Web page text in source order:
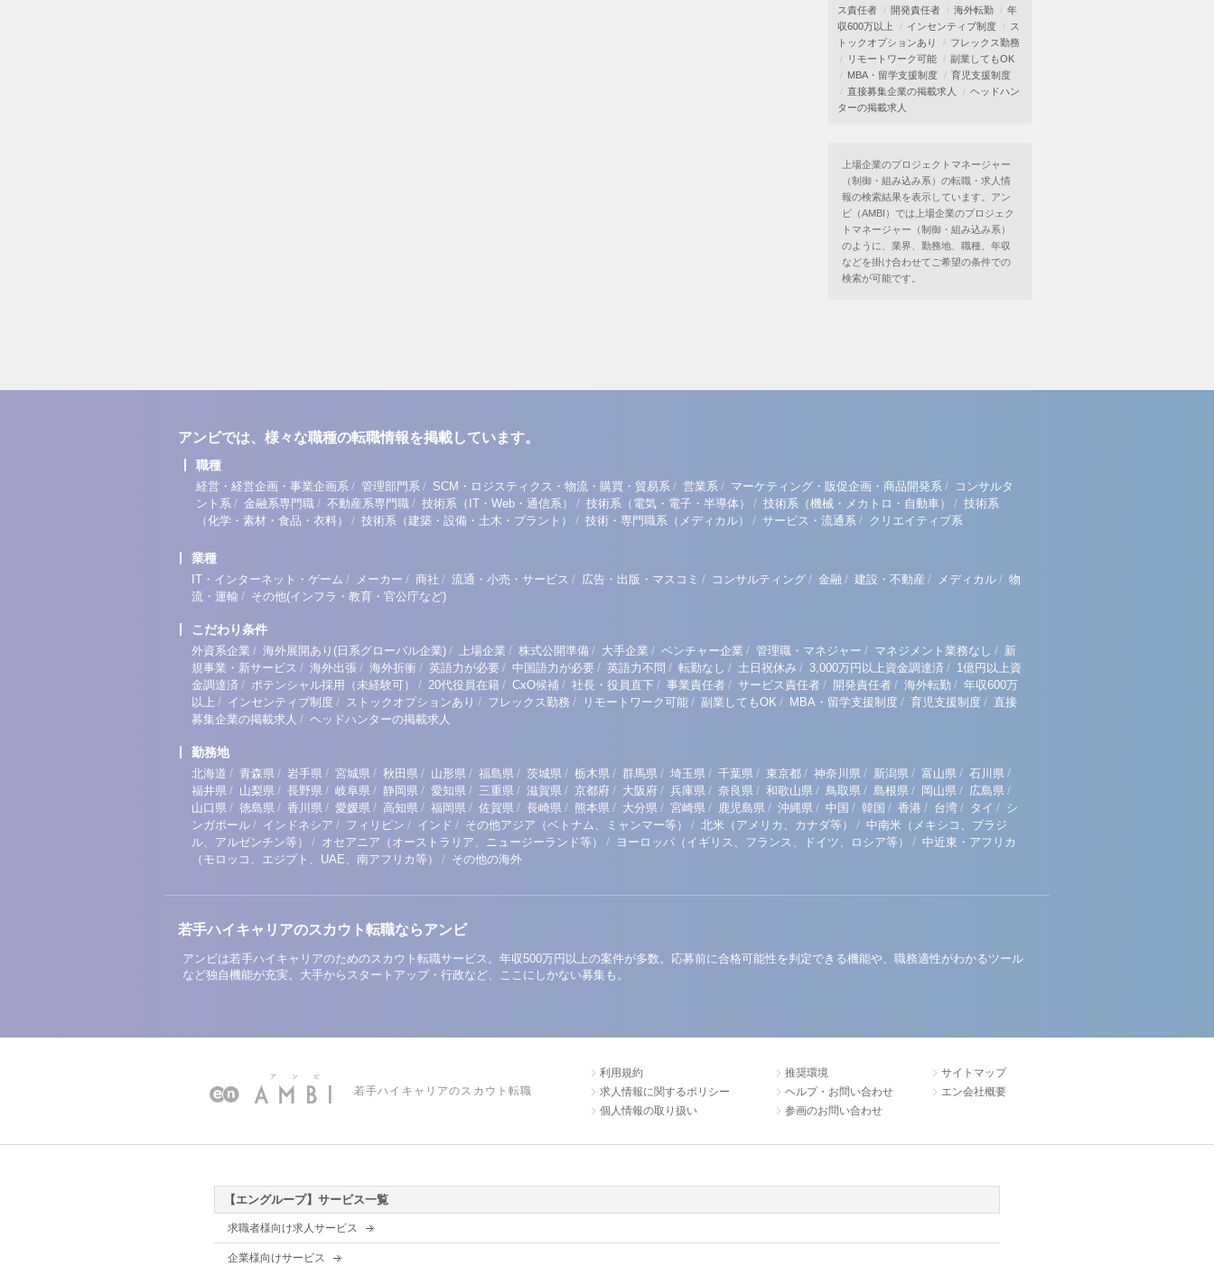
ス責任者
開発責任者 海外転勤
年
収600万以上
インセンティブ制度
ス
トックオプションあり
フレックス勤務
リモートワーク可能
副業してもOK
MBA・留学支援制度
育児支援制度
直接募集企業の掲載求人
ヘッドハン
ターの掲載求人
上場企業のプロジェクトマネージャー
（制御・組み込み系）の転職・求人情
報の検索結果を表示しています。アン
ビ（AMBI）では上場企業のプロジェク
トマネージャー（制御・組み込み系）
のように、業界、勤務地、職種、年収
などを掛け合わせてご希望の条件での
検索が可能です。
アンビでは、様々な職種の転職情報を掲載しています。
職種
経営・経営企画・事業企画系 / 管理部門系 / SCM・ロジスティクス・物流・購買・貿易系 / 営業系 / マーケティング・販促企画・商品開発系 / コンサルタ
ント系 / 金融系専門職 / 不動産系専門職 / 技術系（IT・Web・通信系） / 技術系（電気・電子・半導体） / 技術系（機械・メカトロ・自動車） / 技術系
（化学・素材・食品・衣料）
/ 技術系（建築・設備・土木・プラント） / 技術・専門職系（メディカル） / サービス・流通系 / クリエイティブ系
業種
IT・インターネット・ゲーム / メーカー / 商社 / 流通・小売・サービス / 広告・出版・マスコミ / コンサルティング / 金融 / 建設・不動産 / メディカル / 物
流・運輸 / その他(インフラ・教育・官公庁など)
こだわり条件
外資系企業 / 海外展開あり(日系グローバル企業) / 上場企業 / 株式公開準備 / 大手企業 / ベンチャー企業 / 管理職・マネジャー / マネジメント業務なし / 新
規事業・新サービス / 海外出張 / 海外折衝 / 英語力が必要 / 中国語力が必要 / 英語力不問 / 転勤なし / 土日祝休み / 3,000万円以上資金調達済 / 1億円以上資
金調達済 / ポテンシャル採用（未経験可） / 20代役員在籍 / CxO候補 / 社長・役員直下 / 事業責任者 / サービス責任者 / 開発責任者 / 海外転勤 / 年収600万
以上 / インセンティブ制度 / ストックオプションあり / フレックス勤務 / リモートワーク可能 / 副業してもOK / MBA・留学支援制度 / 育児支援制度 / 直接
募集企業の掲載求人 / ヘッドハンターの掲載求人
勤務地
北海道 / 青森県 / 岩手県 / 宮城県 / 秋田県 / 山形県 / 福島県 / 茨城県 / 栃木県 / 群馬県 / 埼玉県 / 千葉県 / 東京都 / 神奈川県 / 新潟県 / 富山県 / 石川県 /
福井県 / 山梨県 / 長野県 / 岐阜県 / 静岡県 / 愛知県 / 三重県 / 滋賀県 / 京都府 / 大阪府 / 兵庫県 / 奈良県 / 和歌山県 / 鳥取県 / 島根県 / 岡山県 / 広島県 /
山口県 / 徳島県 / 香川県 / 愛媛県 / 高知県 / 福岡県 / 佐賀県 / 長崎県 / 熊本県 / 大分県 / 宮崎県 / 鹿児島県 / 沖縄県 / 中国 / 韓国 / 香港 / 台湾 / タイ / シ
ンガポール / インドネシア / フィリピン / インド / その他アジア（ベトナム、ミャンマー等） / 北米（アメリカ、カナダ等） / 中南米（メキシコ、ブラジ
ル、アルゼンチン等）
/ オセアニア（オーストラリア、ニュージーランド等） / ヨーロッパ（イギリス、フランス、ドイツ、ロシア等） / 中近東・アフリカ
（モロッコ、エジプト、UAE、南アフリカ等）
/ その他の海外
若手ハイキャリアのスカウト転職ならアンビ
アンビは若手ハイキャリアのためのスカウト転職サービス。年収500万円以上の案件が多数。応募前に合格可能性を判定できる機能や、職務適性がわかるツール
など独自機能が充実。大手からスタートアップ・行政など、ここにしかない募集も。
若手ハイキャリアのスカウト転職
利用規約
求人情報に関するポリシー
個人情報の取り扱い
推奨環境
ヘルプ・お問い合わせ
参画のお問い合わせ
サイトマップ
エン会社概要
【エングループ】サービス一覧
求職者様向け求人サービス
企業様向けサービス